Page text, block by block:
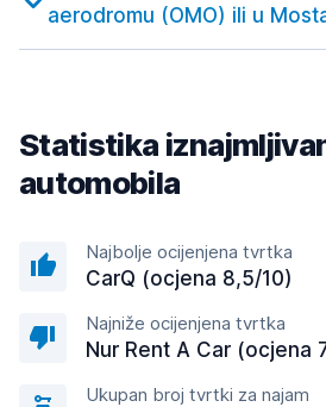
aerodromu (OMO) ili u
Statistika
automobila
Najbolje ocijenjena tvrtka
CarQ (ocjena 8,5/10)
Najniže ocijenjena tvrtka
Nur Rent A Car (ocjena
Ukupan broj tvrtki za najam